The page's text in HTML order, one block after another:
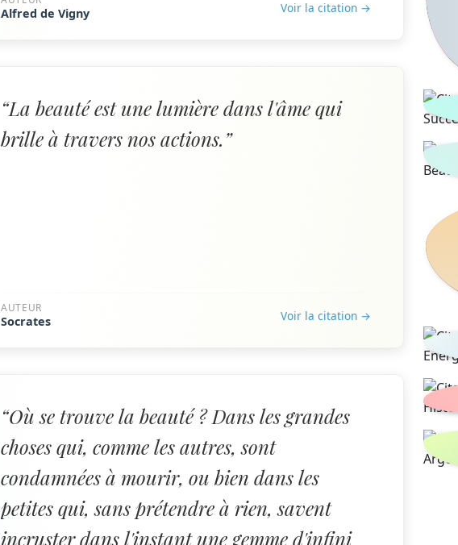
Alfred de Vigny Voir la citation →
“La beauté est une lumière dans l'âme qui
brille à travers nos actions.”
AUTEUR
Socrates Voir la citation →
“Où se trouve la beauté ? Dans les grandes
choses qui, comme les autres, sont
condamnées à mourir, ou bien dans les
petites qui, sans prétendre à rien, savent
incruster dans l'instant une gemme d'infini